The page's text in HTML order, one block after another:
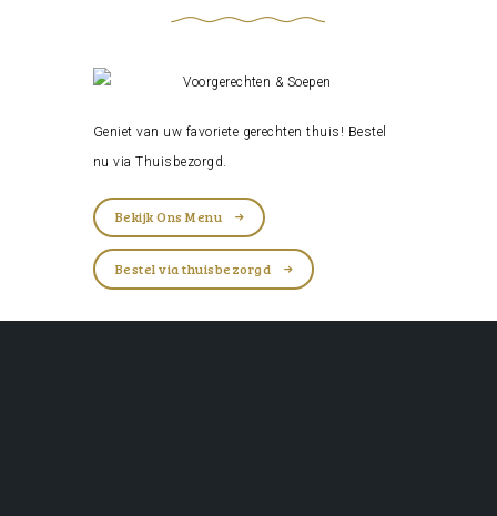
Geniet van uw favoriete gerechten thuis! Bestel
nu viaThuisbezorgd
Bekijk Ons Menu
Bestel via thuisbezorgd